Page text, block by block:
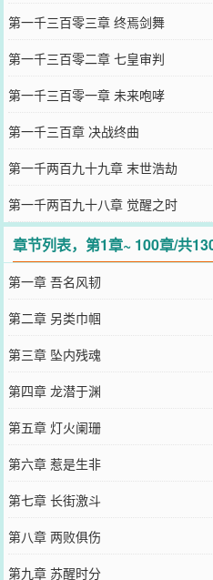
第一千三百零三章 终焉剑舞
第一千三百零二章 七皇审判
第一千三百零一章 未来咆哮
第一千三百章 决战终曲
第一千两百九十九章 末世浩劫
第一千两百九十八章 觉醒之时
章节列表，第1章~ 100章/共
第一章 吾名风韧
第二章 另类巾帼
第三章 坠内残魂
第四章 龙潜于渊
第五章 灯火阑珊
第六章 惹是生非
第七章 长街激斗
第八章 两败俱伤
第九章 苏醒时分